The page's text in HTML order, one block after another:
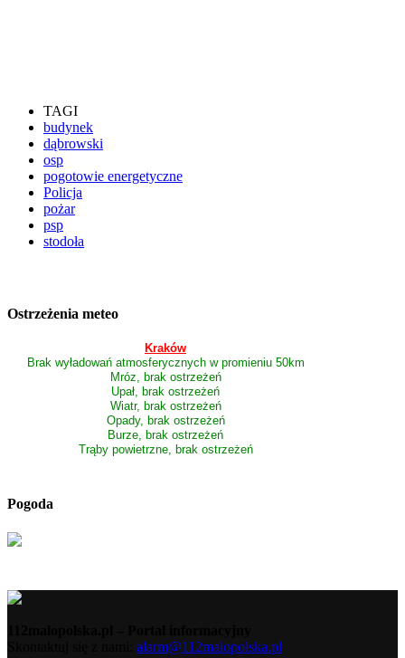
TAGI
budynek
dąbrowski
osp
pogotowie energetyczne
Policja
pożar
psp
stodoła
Ostrzeżenia meteo
Kraków
Brak wyładowań atmosferycznych w promieniu 50km
Mróz, brak ostrzeżeń
Upał, brak ostrzeżeń
Wiatr, brak ostrzeżeń
Opady, brak ostrzeżeń
Burze, brak ostrzeżeń
Trąby powietrzne, brak ostrzeżeń
Pogoda
alarm@112malopolska.pl